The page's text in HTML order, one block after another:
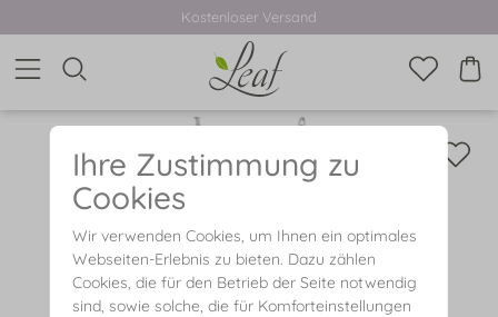
Kostenloser Versand
Ihre Zustimmung zu
Cookies
Wir verwenden Cookies, um Ihnen ein optimales
Webseiten-Erlebnis zu bieten. Dazu zählen
Cookies, die für den Betrieb der Seite notwendig
sind, sowie solche, die für Komforteinstellungen